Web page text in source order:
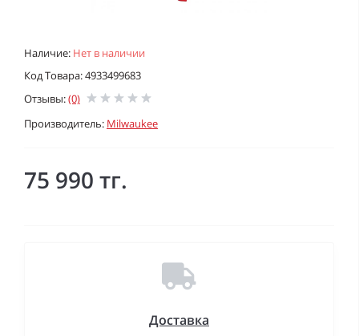
Наличие: Нет в наличии
Код Товара: 4933499683
Отзывы:(0)
Производитель: Milwaukee
75 990 тг.
Доставка